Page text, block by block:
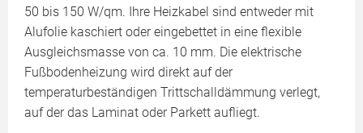
50 bis 150 W/qm. Ihre Heizkabel sind entweder mit
Alufolie kaschiert oder eingebettet in eine flexible
Ausgleichsmasse von ca. 10 mm. Die elektrische
Fußbodenheizung wird direkt auf der
temperaturbeständigen Trittschalldämmung verlegt,
auf der das Laminat oder Parkett aufliegt.